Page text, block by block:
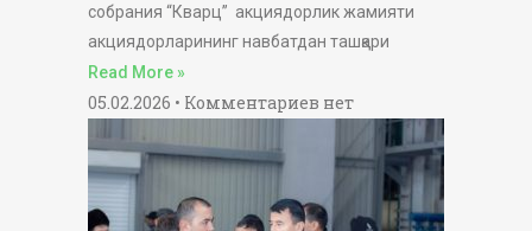
собрания “Кварц” акциядорлик жамияти
акциядорларининг навбатдан ташқари
Read More »
05.02.2026 Комментариев нет